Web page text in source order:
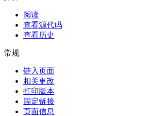
阅读
查看源代码
查看历史
常规
链入页面
相关更改
打印版本
固定链接
页面信息